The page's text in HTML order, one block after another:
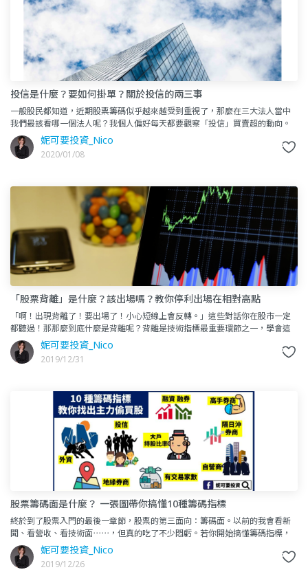
投信是什麼？要如何掛單？關於投信的兩三事
一般股民都知道，近期股票籌碼似乎越來越受到重視了，那麼在三大法人當中
我們最該看哪一個法人呢？我個人偏好每天都要觀察「投信」買賣超的動向。
為什麼我不選擇外資；卻選擇投信？就跟著妮可一起一探究竟吧！這一篇
妮可要投資_Nico
2020/01/08
「股票背離」是什麼？該出場嗎？教你停利出場在相對高點
「啊！出現背離了！要出場了！小心短線上會反轉。」這些對話你在股市一定
都聽過！那那麼到底什麼是背離呢？背離是技術指標最重要環節之一，學會這
一個訊號，讓你停利再相對高點；不再從大賺變成小賺。小賠變大賠。這
妮可要投資_Nico
2019/12/31
股票籌碼面是什麼？ 一張圖帶你搞懂10種籌碼指標
終於到了股票入門的最後一章節，股票的第三面向：籌碼面。以前的我會看新
聞、看營收、看技術面⋯⋯，但真的吃了不少悶虧。若你開始搞懂籌碼指標，
你絕對會認同，在股票的世界裡，籌碼是不容小覷的力量！今天要來講解
妮可要投資_Nico
2019/12/26